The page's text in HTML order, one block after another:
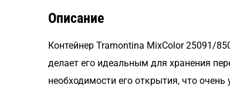
Описание
Контейнер Tramontina MixColor 25091/
делает его идеальным для хранения
необходимости его открытия, что